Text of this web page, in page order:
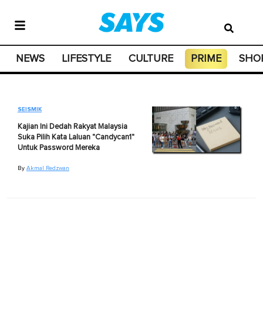
NEWS LIFESTYLE CULTURE PRIME
SEISMIK
Kajian Ini Dedah Rakyat Malaysia
Suka Pilih Kata Laluan "Candycan1"
Untuk Password Mereka
By Akmal Redzwan